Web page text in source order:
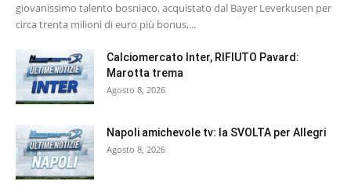
giovanissimo talento bosniaco, acquistato dal Bayer Leverkusen per
circa trenta milioni di euro più bonus,...
Calciomercato Inter, RIFIUTO Pavard:
Marotta trema
Agosto 8, 2026
Napoli amichevole tv: la SVOLTA per Allegri
Agosto 8, 2026